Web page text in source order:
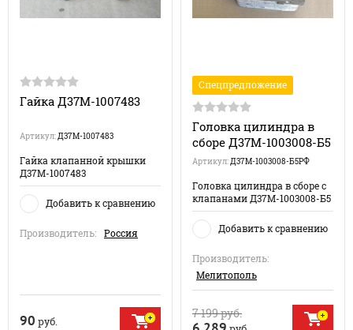
Гайка Д37М-1007483
Артикул:Д37М-1007483
Гайка клапанной крышки
Д37М-1007483
Добавить к сравнению
Производитель: Россия
90 руб.
Спецпредложение
Головка цилиндра в
сборе Д37М-1003008-Б5
Артикул:Д37М-1003008-Б5РФ
Головка цилиндра в сборе с
клапанами Д37М-1003008-Б5
Добавить к сравнению
Производитель:
Мелитополь
7 199руб.